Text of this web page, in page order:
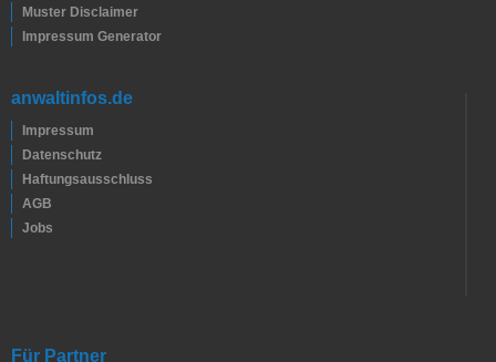
Muster Disclaimer
Impressum Generator
anwaltinfos.de
Impressum
Datenschutz
Haftungsausschluss
AGB
Jobs
Für Partner